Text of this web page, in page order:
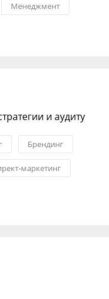
Менеджмент
и аудиту
Брендинг
маркетинг